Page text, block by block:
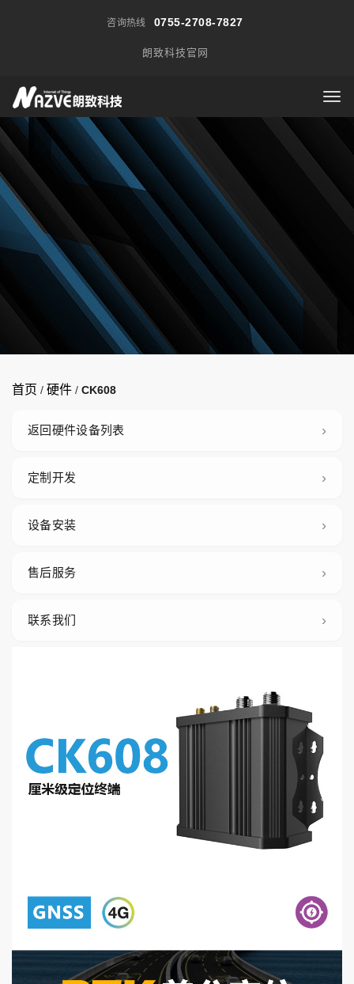
咨询热线 0755-2708-7827
朗致科技官网
首页 / 硬件 / CK608
返回硬件设备列表
定制开发
设备安装
售后服务
联系我们